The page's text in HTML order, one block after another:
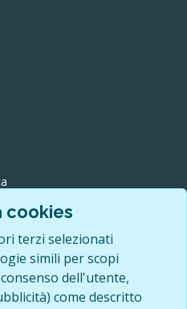
cookies
terzi selezionati
simili per scopi
dell'utente,
come descritto